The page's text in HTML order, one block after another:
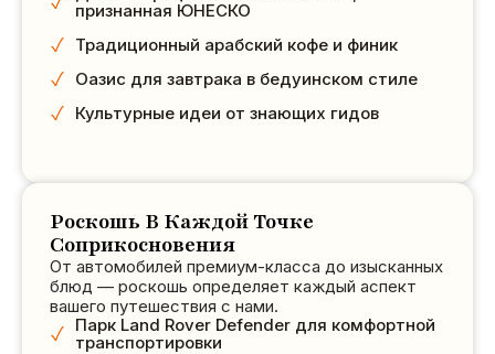
признанная ЮНЕСКО
Традиционный арабский кофе и финик
Оазис для завтрака в бедуинском стиле
Культурные идеи от знающих гидов
Роскошь В Каждой Точке
Соприкосновения
От автомобилей премиум-класса до изысканных
блюд — роскошь определяет каждый аспект
вашего путешествия с нами.
Парк Land Rover Defender для комфортной
транспортировки